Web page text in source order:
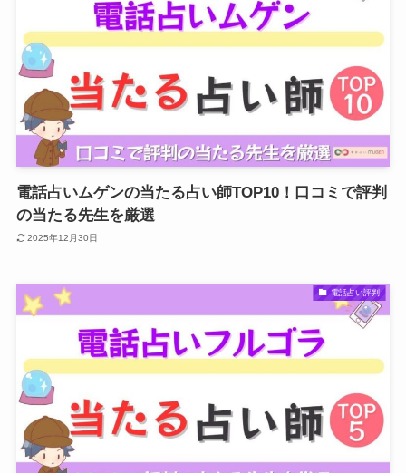
電話占いムゲンの当たる占い師TOP10！口コミで評判
の当たる先生を厳選
2025年12月30日
電話占い評判